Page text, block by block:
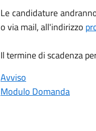
Le candidature
o via mail, all'indirizzo
Il termine di scadenza
Avviso
Modulo Domanda